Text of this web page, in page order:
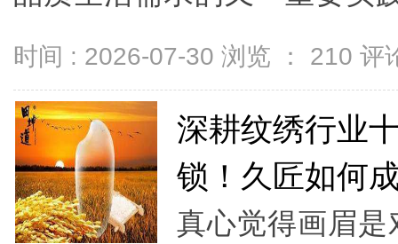
时间 : 2026-07-30 浏览 ： 210 评
深耕纹绣行业
锁！久匠如何
真心觉得画眉